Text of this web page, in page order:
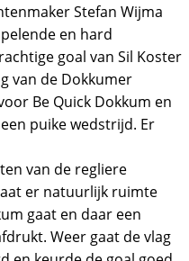
Stefan Wijma
en hard
goal van Sil Koster
van de Dokkumer
Be Quick Dokkum en
puike wedstrijd. Er
van de regliere
er natuurlijk ruimte
gaat en daar een
Weer gaat de vlag